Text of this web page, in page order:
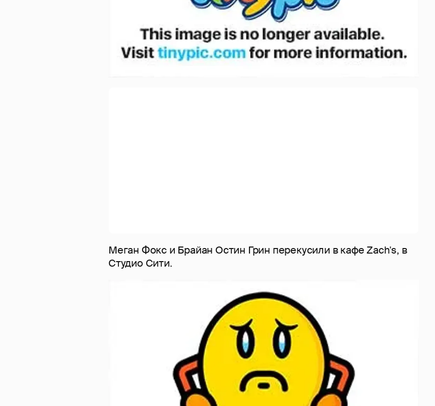
Меган Фокс и Брайан Остин Грин перекусили в кафе Zach's, в
Студио Сити.